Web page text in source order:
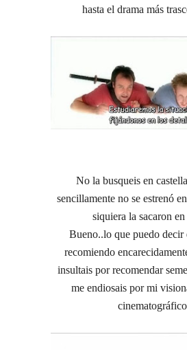
hasta el drama más
No la busqueis en
sencillamente no se estrenó
siquiera la sacaron
Bueno..lo que puedo decir
recomiendo
insultais por recomendar
me endiosais por mi